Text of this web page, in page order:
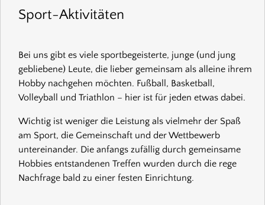
Sport-Aktivitäten
Bei uns gibt es viele sportbegeisterte, junge (und jung
gebliebene) Leute, die lieber gemeinsam als alleine ihrem
Hobby nachgehen möchten. Fußball, Basketball,
Volleyball und Triathlon – hier ist für jeden etwas dabei.
Wichtig ist weniger die Leistung als vielmehr der Spaß
am Sport, die Gemeinschaft und der Wettbewerb
untereinander. Die anfangs zufällig durch gemeinsame
Hobbies entstandenen Treffen wurden durch die rege
Nachfrage bald zu einer festen Einrichtung.